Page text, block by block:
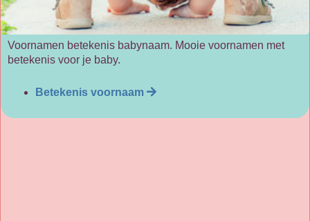
Voornamen betekenis babynaam. Mooie voornamen met
betekenis voor je baby.
Betekenis voornaam